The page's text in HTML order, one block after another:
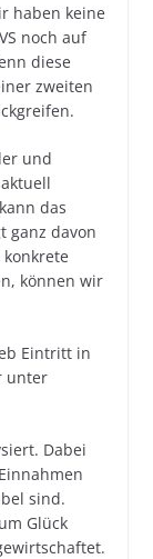
haben keine
noch auf
diese
zweiten
und
das
ganz davon
können wir
Eintritt in
unter
Dabei
sind.
Glück